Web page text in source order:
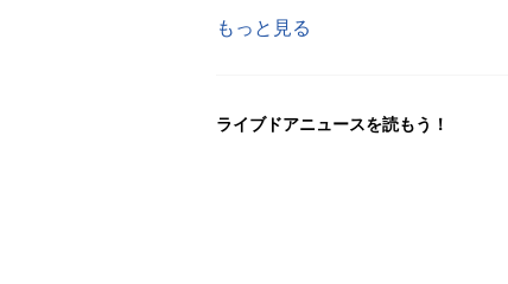
もっと見る
ライブドアニュースを読もう！